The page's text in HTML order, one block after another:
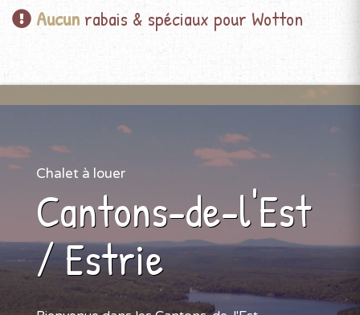
Aucun rabais & spéciaux pour Wotton
Chalet à louer
Cantons-de-l'Est
/ Estrie